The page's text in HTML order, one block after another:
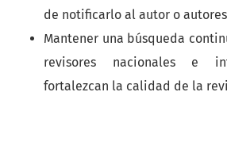
de notificarlo al autor o
Mantener una búsqueda
revisores nacionales e
fortalezcan la calidad de la